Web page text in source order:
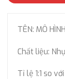
TÊN: MÔ
Chất liệu:
Tỉ lệ 1:1 so